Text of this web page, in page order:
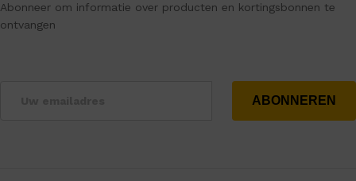
Abonneer om informatie over producten en kortingsbonnen te
ontvangen